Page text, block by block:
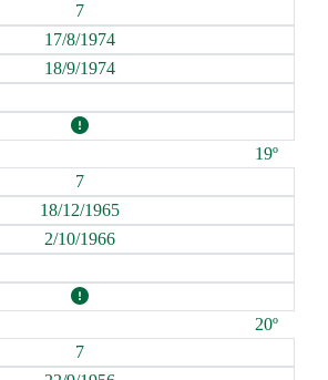
7
17/8/1974
18/9/1974
19º
7
18/12/1965
2/10/1966
20º
7